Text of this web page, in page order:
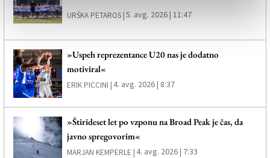
URŠKA PETAROS |5. avg. 2026 | 11:47
»Uspeh reprezentance U20 nas je dodatno
motiviral«
ERIK PICCINI |4. avg. 2026 | 8:37
»Štirideset let po vzponu na Broad Peak je čas, da
javno spregovorim«
MARJAN KEMPERLE |4. avg. 2026 | 7:33